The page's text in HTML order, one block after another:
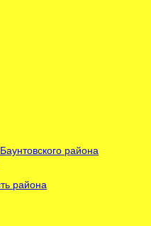
района
района